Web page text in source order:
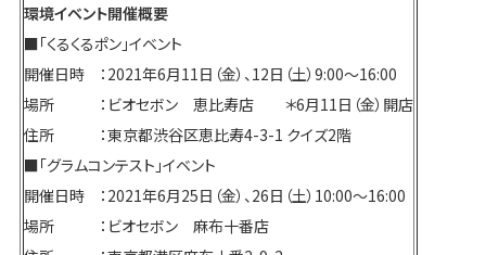
環境イベント開催概要
■「くるくるポン」イベント
開催日時 ：2021年6月11日（金）、12日（土）9:00～16:00
場所 ：ビオセボン 恵比寿店 ＊6月11日（金）開店
住所 ：東京都渋谷区恵比寿4-3-1 クイズ2階
■「グラムコンテスト」イベント
開催日時 ：2021年6月25日（金）、26日（土）10:00～16:00
場所 ：ビオセボン 麻布十番店